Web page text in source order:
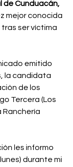
de Cunduacán,
mejor conocida
tras ser víctima
emitido
la candidata
de los
Tercera (Los
Ranchería
les informo
durante mi